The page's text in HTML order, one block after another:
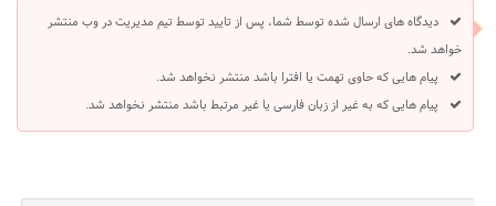
دیدگاه های ارسال شده توسط شما، پس از تایید توسط تیم مدیریت در وب منتشر
خواهد شد.
پیام هایی که حاوی تهمت یا افترا باشد منتشر نخواهد شد.
پیام هایی که به غیر از زبان فارسی یا غیر مرتبط باشد منتشر نخواهد شد.